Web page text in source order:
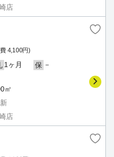
店
4,100円)
1ヶ月 保 －
㎡
店